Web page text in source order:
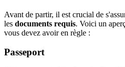
Avant de partir, il est crucial de
les documents requis. Voici un
vous devez avoir en règle :
Passeport